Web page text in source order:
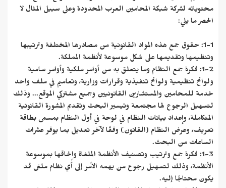
محتوياته لشركة شبكة المحامين العرب المحدودة وعلى سبيل المثال لا
الحصر ما يلي:
1-1: حقوق جمع هذه المواد القانونية من مصادرها المختلفة وترتيبها
وتنظيمها وتقديمها على شكل موسوعة لأنظمة المملكة.
1-2: فكرة جمع النظام وما يتعلق به من أوامر ملكية وأوامر سامية
ولوائح تنظيمية ولوائح تنفيذية وقرارات وزارية، وتعاميم في ملف واحد
خدمة للمحامين والمستشارين القانونيين وجميع مشتركي الموقع... وذلك
لتسهيل الرجوع لها مجتمعة وتيسير البحث وتقديم المشورة القانونية
المتكاملة، وإعداد بيانات النظام في لوحة في أول النظام بمسمى بطاقة
تعريف، وعرض النظام (القانون) وفقًا لآخر تعديل بما يوفر عشرات
الساعات من البحث.
1-3: فكرة جمع وترتيب وتصنيف الأنظمة الملغاة وإلحاقها بموسوعة
الأنظمة، وذلك لتسهيل رجوع من يهمه الأمر إلى أي نظام ملغى قد
يكون محتاجًا إليه.